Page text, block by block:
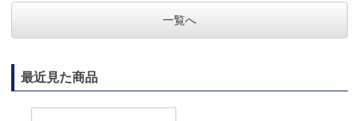
一覧へ
最近見た商品